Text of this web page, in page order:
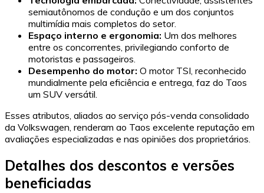
semiautônomos de condução e um dos conjuntos
multimídia mais completos do setor.
Espaço interno e ergonomia: Um dos melhores
entre os concorrentes, privilegiando conforto de
motoristas e passageiros.
Desempenho do motor: O motor TSI, reconhecido
mundialmente pela eficiência e entrega, faz do Taos
um SUV versátil.
Esses atributos, aliados ao serviço pós-venda consolidado
da Volkswagen, renderam ao Taos excelente reputação em
avaliações especializadas e nas opiniões dos proprietários.
Detalhes dos descontos e versões
beneficiadas